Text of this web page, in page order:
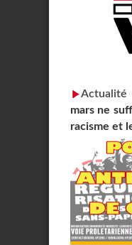
Actualité
mars ne
racisme et